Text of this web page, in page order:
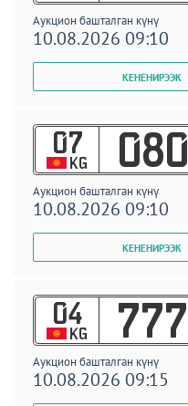
Аукцион башталган күнү
10.08.2026 09:10
07
KG 080
Аукцион башталган күнү
10.08.2026 09:10
04
KG 777
Аукцион башталган күнү
10.08.2026 09:15